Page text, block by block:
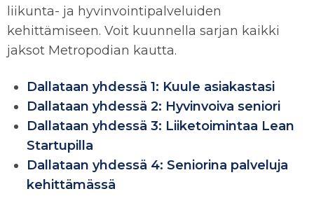
liikunta- ja hyvinvointipalveluiden
kehittämiseen. Voit kuunnella sarjan kaikki
jaksot Metropodian kautta.
Dallataan yhdessä 1: Kuule asiakastasi
Dallataan yhdessä 2: Hyvinvoiva seniori
Dallataan yhdessä 3: Liiketoimintaa Lean
Startupilla
Dallataan yhdessä 4: Seniorina palveluja
kehittämässä